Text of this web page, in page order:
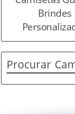
Brindes
Procurar